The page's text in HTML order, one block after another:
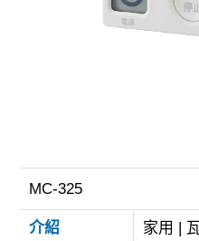
MC-325
介紹
家用 |